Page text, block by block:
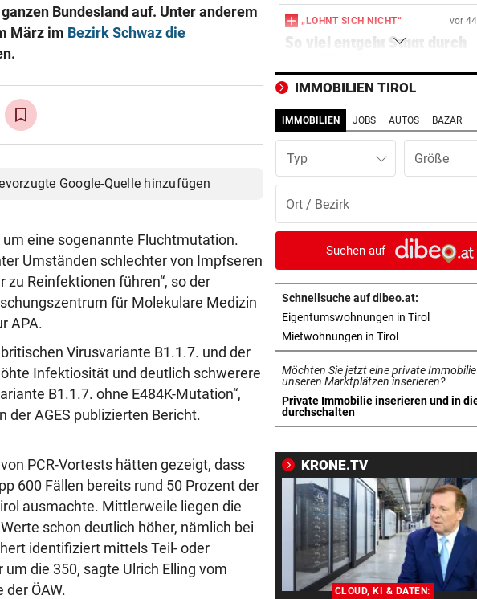
Bundesland auf. Unter anderem
März im Bezirk Schwaz die
Google-Quelle hinzufügen
eine sogenannte Fluchtmutation.
Umständen schlechter von Impfseren
Reinfektionen führen“, so der
für Molekulare Medizin
APA.
Virusvariante B1.1.7. und der
Infektiosität und deutlich schwerere
B1.1.7. ohne E484K-Mutation“,
der AGES publizierten Bericht.
PCR-Vortests hätten gezeigt, dass
600 Fällen bereits rund 50 Prozent der
ausmachte. Mittlerweile liegen die
schon deutlich höher, nämlich bei
identifiziert mittels Teil- oder
die 350, sagte Ulrich Elling vom
ÖAW.
„LOHNT SICH NICHT“ vor
So viel entgeht Staat durch
VON IT BIS DOKU-FILM
Hackeln statt faulenzen: So
läuft‘s bei Ferialjobs
„KRONE“-INTERVIEW
Bibiza: „Der Vergleich mit
ist mir egal“
HUNDERTE VORWÜRFE vor 44
So stehen Ermittlungen im
„SOS-Kinderdorf“
MANNINGER UNFALLSTELLE
„Wir sind froh, aber Alex
nicht zurück!“
PROJEKT IN OHLSDORF
19 Hektar Wald gerodet:
jetzt ungültig?
„KRONE“-KOMMENTAR
Liebe Regierung, das ist jetzt
genug heiße Luft!
BIS 500 EURO GELDBUSSE vor
Wasser wird knapp: Jetzt
Kunden Strafen
IMMOBILIEN TIROL
IMMOBILIEN JOBS AUTOS BAZAR
Typ
Suchen auf
Schnellsuche auf dibeo.at:
Eigentumswohnungen in Tirolin neuem
Mietwohnungen in Tirolin neuem Tab
Möchten Sie jetzt eine private
unseren Marktplätzen inserieren?
Private Immobilie inserieren und in
durchschalten
in neuem Tab öffnen
KRONE.TV
CLOUD, KI & DATEN: